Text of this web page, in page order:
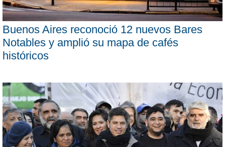
Buenos Aires reconoció 12 nuevos Bares
Notables y amplió su mapa de cafés
históricos